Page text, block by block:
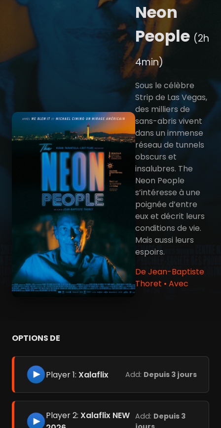
Neon
People (2h
4min)
Sous le célèbre
Strip de Las Vegas,
des milliers de
sans-abris vivent
dans un immense
réseau de tunnels
obscurs et
insalubres. The
Neon People
s’intéresse à une
poignée d’entre
eux et décrit leurs
conditions de vie.
Mais aussi leurs
espoirs.
De Jean-Baptiste
Thoret • Avec
OPTIONS DE
Player 1: Xalaflix Add: Depuis 3 jours
Player 2: Xalaflix NEW Add: Depuis 3